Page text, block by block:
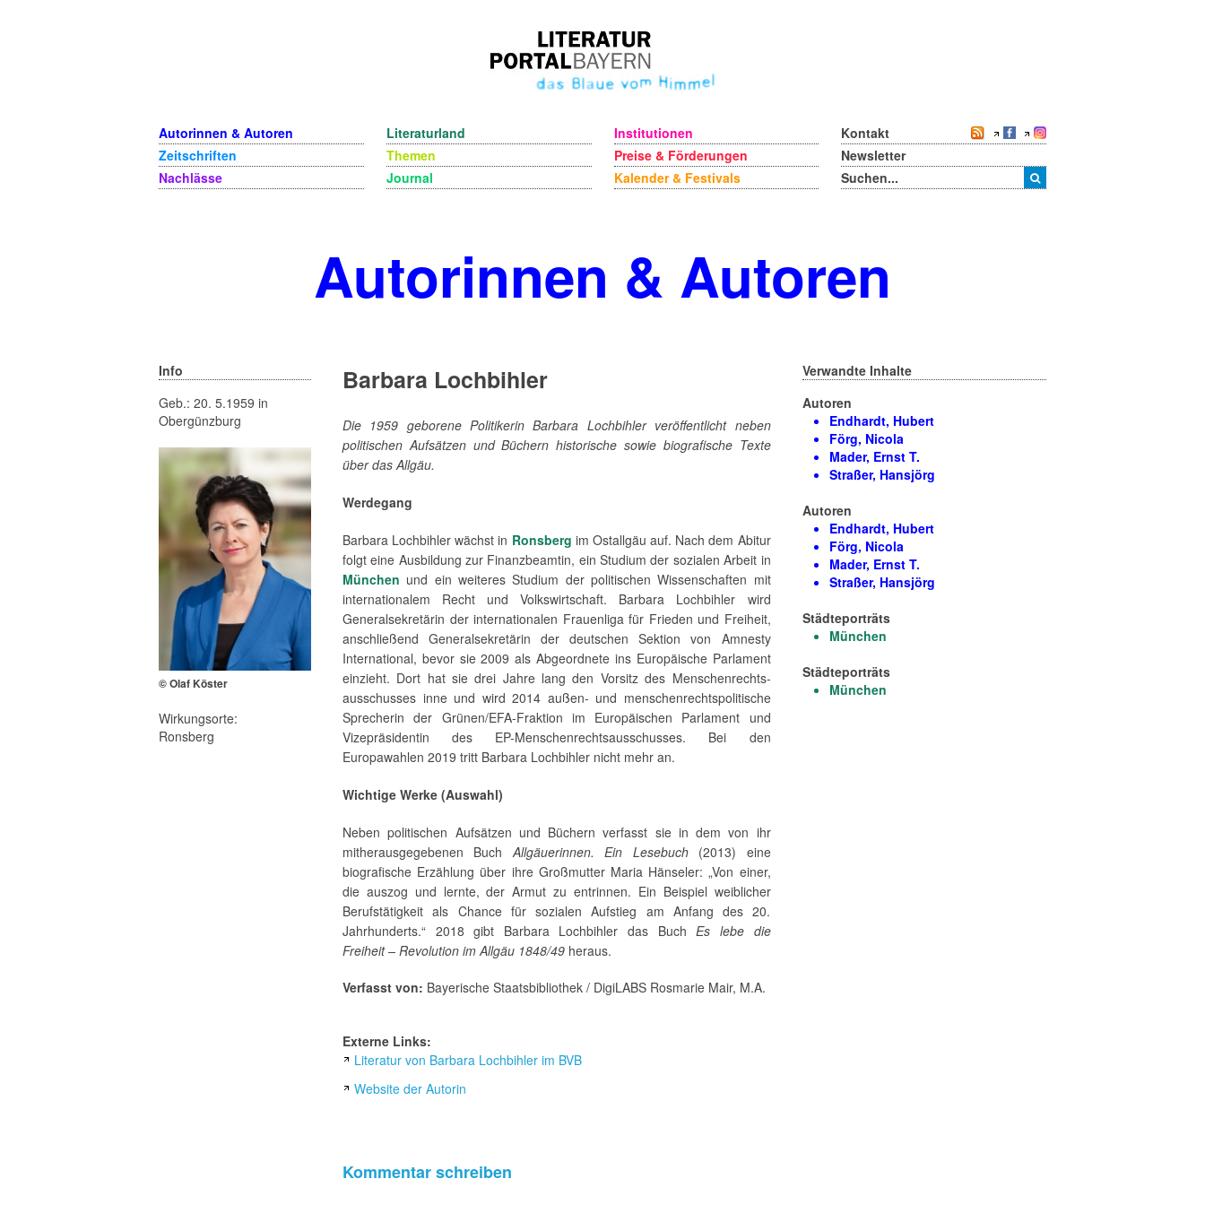
Autorinnen & Autoren
Zeitschriften
Nachlässe
Literaturland
Themen
Journal
Institutionen
Preise & Förderungen
Kalender & Festivals
Kontakt
Newsletter
Autorinnen & Autoren
Info
Geb.: 20. 5.1959 in
Obergünzburg
© Olaf Köster
Wirkungsorte:
Ronsberg
Barbara Lochbihler
Die 1959 geborene Politikerin Barbara Lochbihler veröffentlicht neben
politischen Aufsätzen und Büchern historische sowie biografische Texte
über das Allgäu.
Werdegang
Barbara Lochbihler wächst in Ronsberg im Ostallgäu auf. Nach dem Abitur
folgt eine Ausbildung zur Finanzbeamtin, ein Studium der sozialen Arbeit in
München und ein weiteres Studium der politischen Wissenschaften mit
internationalem Recht und Volkswirtschaft. Barbara Lochbihler wird
Generalsekretärin der internationalen Frauenliga für Frieden und Freiheit,
anschließend Generalsekretärin der deutschen Sektion von Amnesty
International, bevor sie 2009 als Abgeordnete ins Europäische Parlament
einzieht. Dort hat sie drei Jahre lang den Vorsitz des Menschen­rechts­
ausschusses inne und wird 2014 außen- und menschenrechts­politische
Sprecherin der Grünen/EFA-Fraktion im Europäischen Parlament und
Vizepräsidentin des EP-Menschenrechtsausschusses. Bei den
Europawahlen 2019 tritt Barbara Lochbihler nicht mehr an.
Wichtige Werke (Auswahl)
Neben politischen Aufsätzen und Büchern verfasst sie in dem von ihr
mitherausgegebenen BuchAllgäuerinnen. Ein Lesebuch (2013) eine
biografische Erzählung über ihre Großmutter Maria Hänseler: „Von einer,
die auszog und lernte, der Armut zu entrinnen. Ein Beispiel weiblicher
Berufstätigkeit als Chance für sozialen Aufstieg am Anfang des 20.
Jahrhunderts.“ 2018 gibt Barbara Lochbihler das BuchEs lebe die
Freiheit – Revolution im Allgäu 1848/49 heraus.
Verfasst von: Bayerische Staatsbibliothek / DigiLABS Rosmarie Mair, M.A.
Externe Links:
Literatur von Barbara Lochbihler im BVB
Website der Autorin
Verwandte Inhalte
Autoren
Endhardt, Hubert
Förg, Nicola
Mader, Ernst T.
Straßer, Hansjörg
Autoren
Endhardt, Hubert
Förg, Nicola
Mader, Ernst T.
Straßer, Hansjörg
Städteporträts
München
Städteporträts
München
Kommentar schreiben